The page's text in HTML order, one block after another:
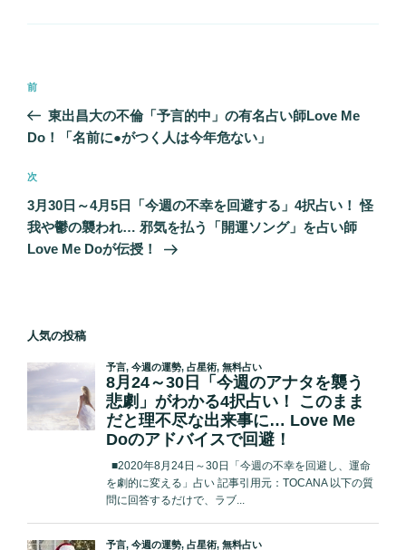
ー
投
ナ
ゲ
ー
シ
ョ
前
の
投
前
東出昌大の不倫「予言的中」の有名占い師Love Me
Do！「名前に●がつく人は今年危ない」
次
の
投
稿
次
3月30日～4月5日「今週の不幸を回避する」4択占い！ 怪
我や鬱の襲われ… 邪気を払う「開運ソング」を占い師
Love Me Doが伝授！
人気の投稿